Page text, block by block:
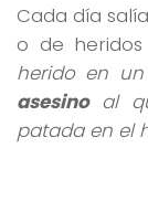
Cada día
o de heridos
herido en
asesinoal
patada en el